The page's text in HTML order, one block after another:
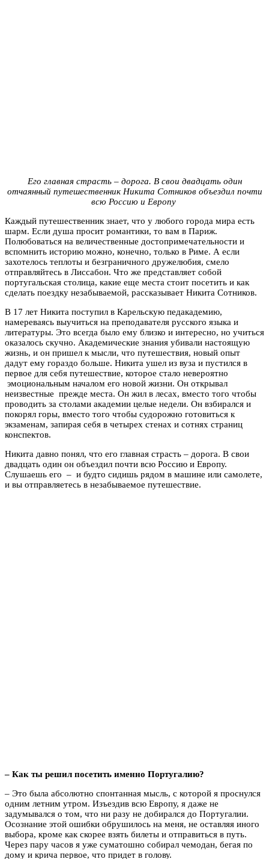
Его главная страсть – дорога. В свои двадцать один
отчаянный путешественник Никита Сотников объездил почти
всю Россию и Европу
Каждый путешественник знает, что у любого города мира есть
шарм. Если душа просит романтики, то вам в Париж.
Полюбоваться на величественные достопримечательности и
вспомнить историю можно, конечно, только в Риме. А если
захотелось теплоты и безграничного дружелюбия, смело
отправляйтесь в Лиссабон. Что же представляет собой
португальская столица, какие еще места стоит посетить и как
сделать поездку незабываемой, рассказывает Никита Сотников.
В 17 лет Никита поступил в Карельскую педакадемию,
намереваясь выучиться на преподавателя русского языка и
литературы. Это всегда было ему близко и интересно, но учиться
оказалось скучно. Академические знания убивали настоящую
жизнь, и он пришел к мысли, что путешествия, новый опыт
дадут ему гораздо больше. Никита ушел из вуза и пустился в
первое для себя путешествие, которое стало невероятно
эмоциональным началом его новой жизни. Он открывал
неизвестные прежде места. Он жил в лесах, вместо того чтобы
проводить за столами академии целые недели. Он взбирался и
покорял горы, вместо того чтобы судорожно готовиться к
экзаменам, запирая себя в четырех стенах и сотнях страниц
конспектов.
Никита давно понял, что его главная страсть – дорога. В свои
двадцать один он объездил почти всю Россию и Европу.
Слушаешь его – и будто сидишь рядом в машине или самолете,
и вы отправляетесь в незабываемое путешествие.
– Как ты решил посетить именно Португалию?
– Это была абсолютно спонтанная мысль, с которой я проснулся
одним летним утром. Изъездив всю Европу, я даже не
задумывался о том, что ни разу не добирался до Португалии.
Осознание этой ошибки обрушилось на меня, не оставляя иного
выбора, кроме как скорее взять билеты и отправиться в путь.
Через пару часов я уже суматошно собирал чемодан, бегая по
дому и крича первое, что придет в голову.